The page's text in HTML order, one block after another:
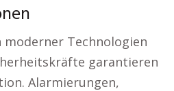
Technologien
garantieren
Alarmierungen,